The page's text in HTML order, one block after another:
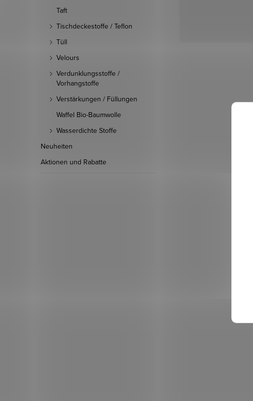
Taft
Tischdeckestoffe / Teflon
Tüll
Velours
Verdunklungsstoffe /
Vorhangstoffe
Verstärkungen / Füllungen
Waffel Bio-Baumwolle
Wasserdichte Stoffe
Neuheiten
Aktionen und Rabatte